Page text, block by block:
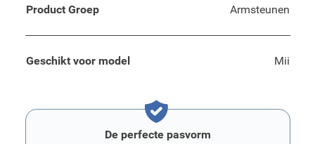
Product Groep Armsteunen
Geschikt voor model Mii
De perfecte pasvorm